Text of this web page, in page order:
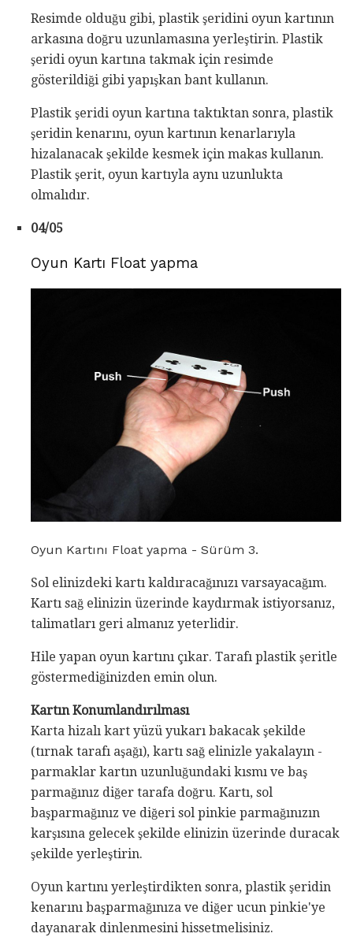
Resimde olduğu gibi, plastik şeridini oyun kartının
arkasına doğru uzunlamasına yerleştirin. Plastik
şeridi oyun kartına takmak için resimde
gösterildiği gibi yapışkan bant kullanın.
Plastik şeridi oyun kartına taktıktan sonra, plastik
şeridin kenarını, oyun kartının kenarlarıyla
hizalanacak şekilde kesmek için makas kullanın.
Plastik şerit, oyun kartıyla aynı uzunlukta
olmalıdır.
04/05
Oyun Kartı Float yapma
Oyun Kartını Float yapma - Sürüm 3.
Sol elinizdeki kartı kaldıracağınızı varsayacağım.
Kartı sağ elinizin üzerinde kaydırmak istiyorsanız,
talimatları geri almanız yeterlidir.
Hile yapan oyun kartını çıkar. Tarafı plastik şeritle
göstermediğinizden emin olun.
Kartın Konumlandırılması
Karta hizalı kart yüzü yukarı bakacak şekilde
(tırnak tarafı aşağı), kartı sağ elinizle yakalayın -
parmaklar kartın uzunluğundaki kısmı ve baş
parmağınız diğer tarafa doğru. Kartı, sol
başparmağınız ve diğeri sol pinkie parmağınızın
karşısına gelecek şekilde elinizin üzerinde duracak
şekilde yerleştirin.
Oyun kartını yerleştirdikten sonra, plastik şeridin
kenarını başparmağınıza ve diğer ucun pinkie'ye
dayanarak dinlenmesini hissetmelisiniz.